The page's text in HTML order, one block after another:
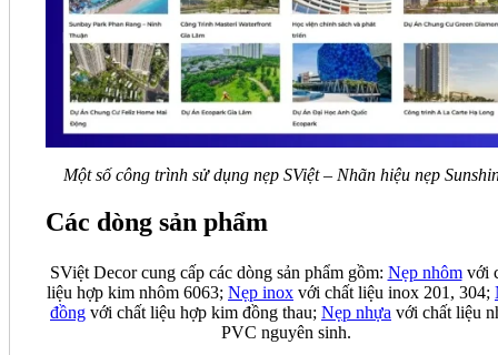
Một số công trình sử dụng nẹp SViệt – Nhãn hiệu nẹp
Các dòng sản phẩm
SViệt Decor cung cấp các dòng sản phẩm gồm: Nẹp nhômvới
liệu hợp kim nhôm 6063; Nẹp inox với chất liệu inox 201, 304;
đồng với chất liệu hợp kim đồng thau; Nẹp nhựa với chất liệu
PVC nguyên sinh.